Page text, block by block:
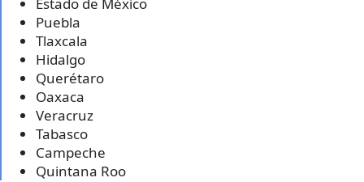
Puebla
Tlaxcala
Hidalgo
Querétaro
Oaxaca
Veracruz
Tabasco
Campeche
Quintana Roo